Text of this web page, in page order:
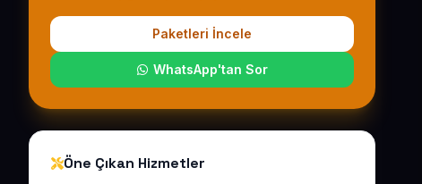
Paketleri İncele
WhatsApp'tan Sor
Öne Çıkan Hizmetler